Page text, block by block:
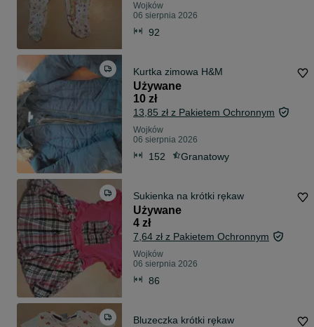
Wojków
06 sierpnia 2026
92
Kurtka zimowa H&M
Używane
10 zł
13,85 zł z Pakietem Ochronnym
Wojków
06 sierpnia 2026
152 Granatowy
Sukienka na krótki rękaw
Używane
4 zł
7,64 zł z Pakietem Ochronnym
Wojków
06 sierpnia 2026
86
Bluzeczka krótki rękaw